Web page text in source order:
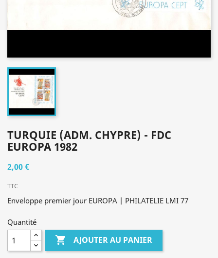
TURQUIE (ADM. CHYPRE) - FDC
EUROPA 1982
2,00 €
TTC
Enveloppe premier jour EUROPA | PHILATELIE LMI 77
Quantité
 AJOUTER AU PANIER